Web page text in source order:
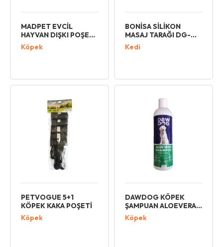
MADPET EVCİL
HAYVAN DIŞKI POŞETİ
ÇANTASI
Köpek
BONİSA SİLİKON
MASAJ TARAĞI DG-
1054
Kedi
PETVOGUE 5+1
KÖPEK KAKA POŞETİ
Köpek
DAWDOG KÖPEK
ŞAMPUAN ALOEVERA
400 ML
Köpek